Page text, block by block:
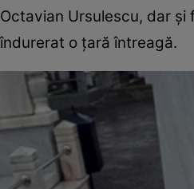
Octavian Ursulescu, dar
îndurerat o țară întreagă.